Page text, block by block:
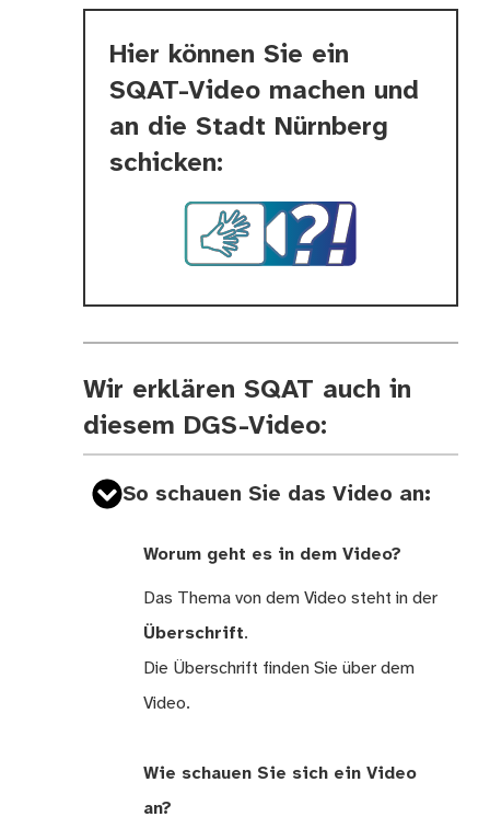
Hier können Sie ein
SQAT-Video machen und
an die Stadt Nürnberg
schicken:
Wir erklären SQAT auch in
diesem DGS-Video:
So schauen Sie das Video an:
Worum geht es in dem Video?
Das Thema von dem Video steht in der
Überschrift.
Die Überschrift finden Sie über dem
Video.
Wie schauen Sie sich ein Video
an?